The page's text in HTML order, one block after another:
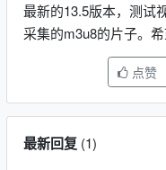
最新的13.5版本，测试
采集的m3u8的片子。
点赞
最新回复(1)